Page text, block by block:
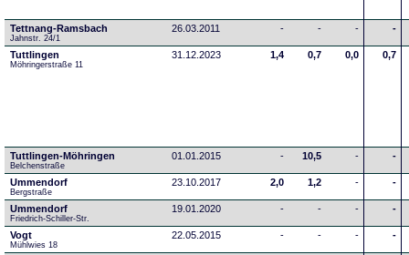
Tettnang-Ramsbach
Jahnstr. 24/1
26.03.2011 - - - -
Tuttlingen
Möhringerstraße 11
31.12.2023 1,4 0,7 0,0 0,7
Tuttlingen-Möhringen
Belchenstraße
01.01.2015 - 10,5 - -
Ummendorf
Bergstraße
23.10.2017 2,0 1,2 - -
Ummendorf
Friedrich-Schiller-Str.
19.01.2020 - - - -
Vogt
Mühlwies 18
22.05.2015 - - - -